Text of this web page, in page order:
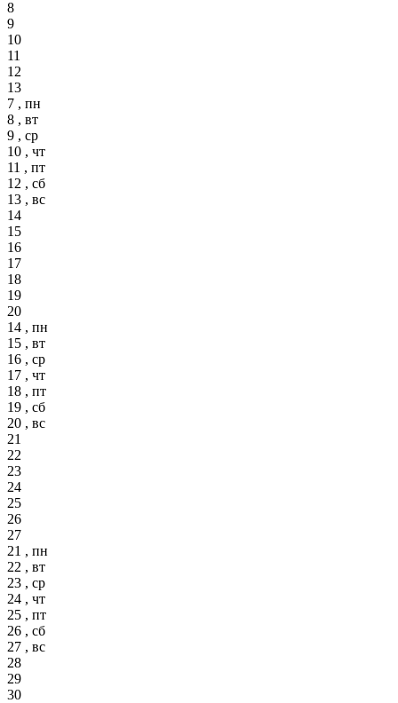
8
9
10
11
12
13
7 , пн
8 , вт
9 , ср
10 , чт
11 , пт
12 , сб
13 , вс
14
15
16
17
18
19
20
14 , пн
15 , вт
16 , ср
17 , чт
18 , пт
19 , сб
20 , вс
21
22
23
24
25
26
27
21 , пн
22 , вт
23 , ср
24 , чт
25 , пт
26 , сб
27 , вс
28
29
30